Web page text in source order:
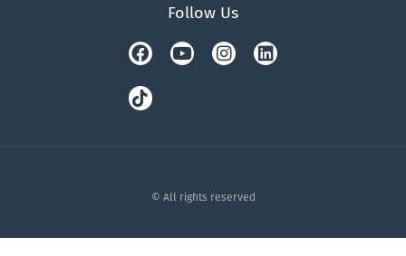
Follow Us
FacebookYoutubeInstagramLinkedin
Tiktok
© All rights reserved